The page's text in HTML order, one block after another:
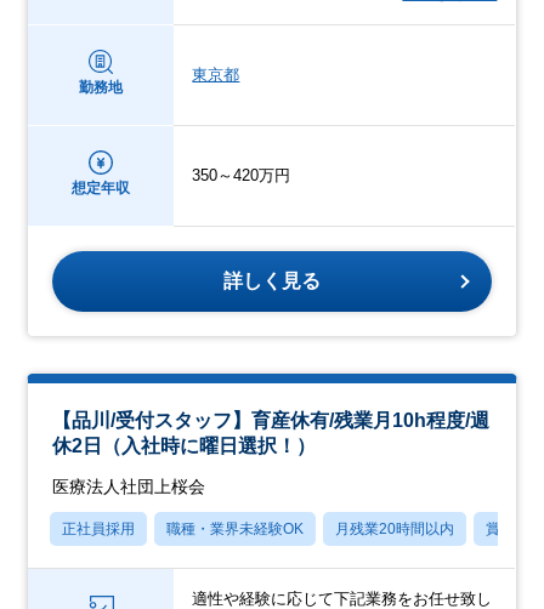
勤務地
東京都
想定年収
350～420万円
詳しく見る
【品川/受付スタッフ】育産休有/残業月10h程度/週
休2日（入社時に曜日選択！）
医療法人社団上桜会
正社員採用 職種・業界未経験OK 月残業20時間以内 賞与あり
適性や経験に応じて下記業務をお任せ致し